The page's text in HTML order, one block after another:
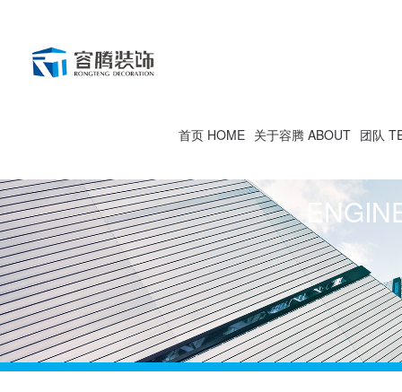
首页 HOME 关于容腾 ABOUT 团队